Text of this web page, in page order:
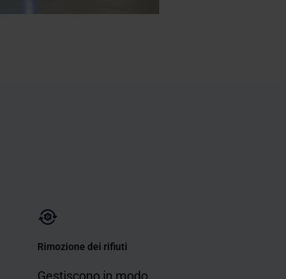
Rimozione dei rifiuti
Gestiscono in modo